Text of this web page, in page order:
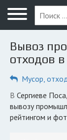
Главная
Вопрос
Компании
Вывоз
отходов
Мусор,
в Сергиеве Посаде зарегистрированы 2 компании по
вывозу
рейтингом и